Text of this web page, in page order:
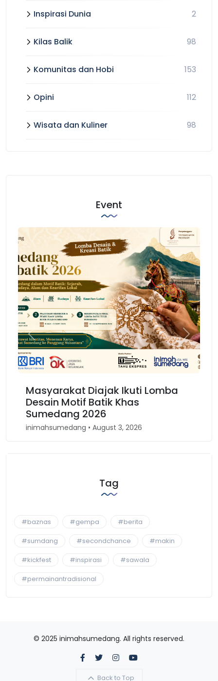
Inspirasi Dunia 2
Kilas Balik 98
Komunitas dan Hobi 153
Opini 112
Wisata dan Kuliner 98
Event
Karnaval Binokasih, Merajut
Kembali Spirit Kesundaan di
Barat
inimahsumedang • April 30, 2026
Previous Next
Tag
#baznas #gempa #berita
#sumdang #secondchance #makin
#kickfest #inspirasi #sawala
#permainantradisional
© 2025 inimahsumedang. All rights reserved.
Back to Top